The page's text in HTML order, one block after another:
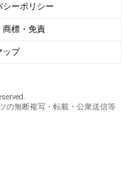
シーポリシー
商標・免責
ップ
の無断複写・転載・公衆送信等